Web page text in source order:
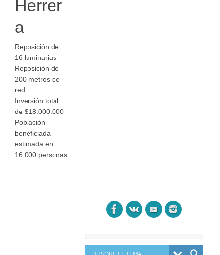
Herrer
a
Reposición de
16 luminarias
Reposición de
200 metros de
red
Inversión total
de $18.000.000
Población
beneficiada
estimada en
16.000 personas